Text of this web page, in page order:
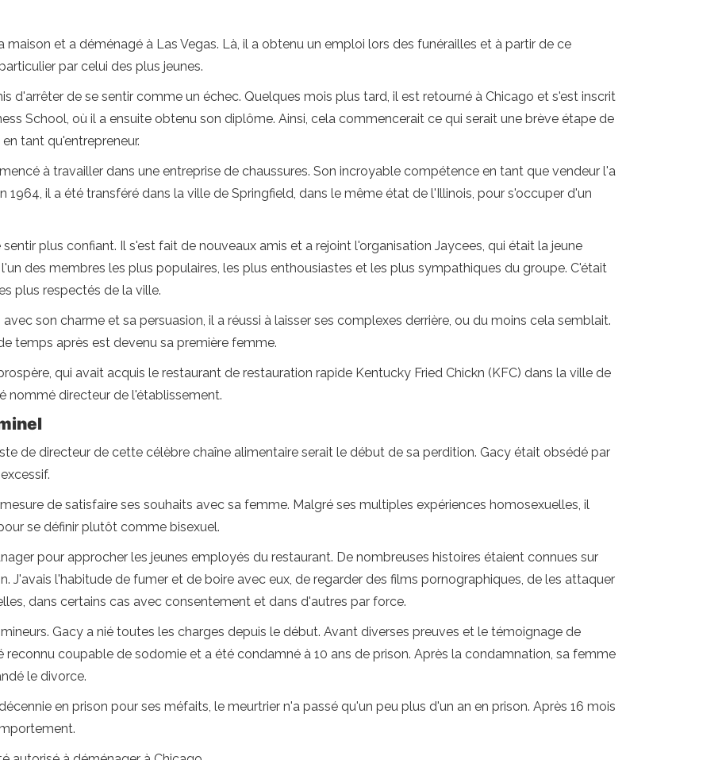
et a déménagé à Las Vegas. Là, il a obtenu un emploi lors des funérailles et à partir de ce
par celui des plus jeunes.
d'arrêter de se sentir comme un échec. Quelques mois plus tard, il est retourné à Chicago et s'est inscrit
School, où il a ensuite obtenu son diplôme. Ainsi, cela commencerait ce qui serait une brève étape de
tant qu'entrepreneur.
à travailler dans une entreprise de chaussures. Son incroyable compétence en tant que vendeur l'a
1964, il a été transféré dans la ville de Springfield, dans le même état de l'Illinois, pour s'occuper d'un
plus confiant. Il s'est fait de nouveaux amis et a rejoint l'organisation Jaycees, qui était la jeune
des membres les plus populaires, les plus enthousiastes et les plus sympathiques du groupe. C'était
plus respectés de la ville.
son charme et sa persuasion, il a réussi à laisser ses complexes derrière, ou du moins cela semblait.
temps après est devenu sa première femme.
qui avait acquis le restaurant de restauration rapide Kentucky Fried Chickn (KFC) dans la ville de
nommé directeur de l'établissement.
de directeur de cette célèbre chaîne alimentaire serait le début de sa perdition. Gacy était obsédé par
de satisfaire ses souhaits avec sa femme. Malgré ses multiples expériences homosexuelles, il
se définir plutôt comme bisexuel.
pour approcher les jeunes employés du restaurant. De nombreuses histoires étaient connues sur
J'avais l'habitude de fumer et de boire avec eux, de regarder des films pornographiques, de les attaquer
dans certains cas avec consentement et dans d'autres par force.
Gacy a nié toutes les charges depuis le début. Avant diverses preuves et le témoignage de
reconnu coupable de sodomie et a été condamné à 10 ans de prison. Après la condamnation, sa femme
le divorce.
en prison pour ses méfaits, le meurtrier n'a passé qu'un peu plus d'un an en prison. Après 16 mois